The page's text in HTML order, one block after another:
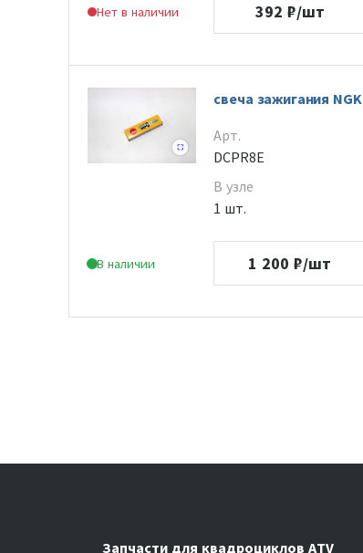
Нет в наличии 392 ₽/шт
В наличии
свеча зажигания NGK
Арт.
DCPR8E
В узле
1 шт.
1 200 ₽/шт
Запчасти для квадроциклов ATV